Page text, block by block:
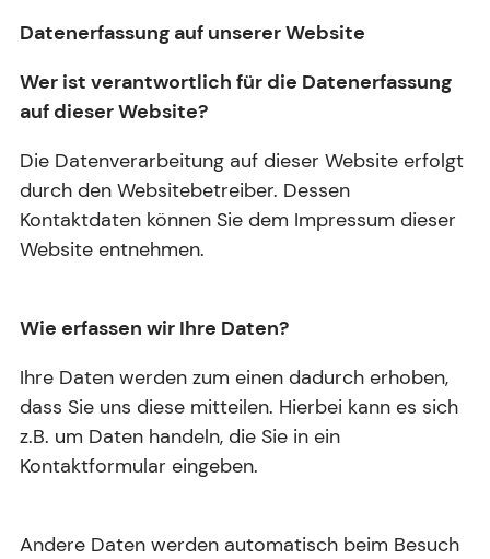
Datenerfassung auf unserer Website
Wer ist verantwortlich für die Datenerfassung
auf dieser Website?
Die Datenverarbeitung auf dieser Website erfolgt
durch den Websitebetreiber. Dessen
Kontaktdaten können Sie dem Impressum dieser
Website entnehmen.
Wie erfassen wir Ihre Daten?
Ihre Daten werden zum einen dadurch erhoben,
dass Sie uns diese mitteilen. Hierbei kann es sich
z.B. um Daten handeln, die Sie in ein
Kontaktformular eingeben.
Andere Daten werden automatisch beim Besuch